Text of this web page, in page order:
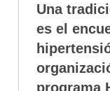
Una
es el
programa